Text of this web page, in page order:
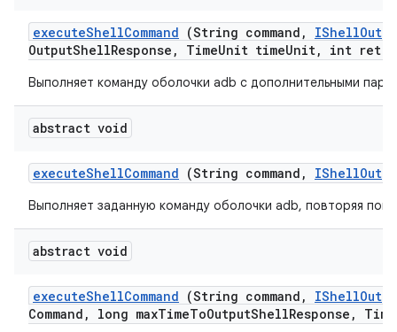
executeShellCommand (String command , IShell
OutputShellResponse , TimeUnit timeUnit, int retry
Выполняет команду оболочки adb с дополнительными
abstract void
executeShellCommand (String command , IShell
Выполняет заданную команду оболочки adb, повторяя
abstract void
executeShellCommand (String command , IShell
Command , long maxTimeToOutputShellResponse , Time